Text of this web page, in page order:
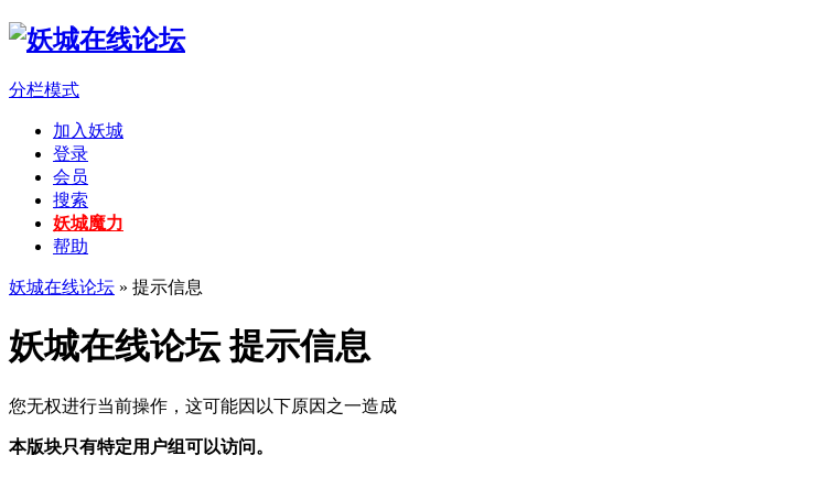
分栏模式
加入妖城
登录
会员
搜索
妖城魔力
帮助
妖城在线论坛 » 提示信息
妖城在线论坛 提示信息
您无权进行当前操作，这可能因以下原因之一造成
本版块只有特定用户组可以访问。